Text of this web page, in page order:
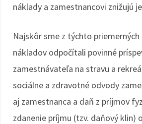
náklady a zamestnancovi znižujú
Najskôr sme z týchto priemerných
nákladov odpočítali povinné
zamestnávateľa na stravu a
sociálne a zdravotné odvody
aj zamestnanca a daň z príjmov
zdanenie príjmu (tzv. daňový klin)